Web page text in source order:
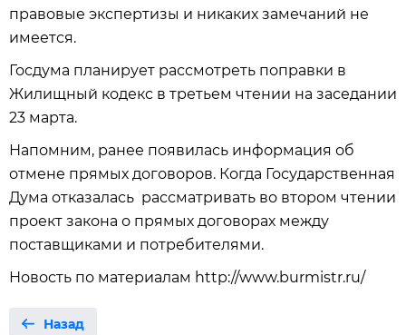
правовые экспертизы и никаких замечаний не
имеется.
Госдума планирует рассмотреть поправки в
Жилищный кодекс в третьем чтении на заседании
23 марта.
Напомним, ранее появилась информация об
отмене прямых договоров. Когда Государственная
Дума отказалась рассматривать во втором чтении
проект закона о прямых договорах между
поставщиками и потребителями.
Новость по материалам http://www.burmistr.ru/
Назад